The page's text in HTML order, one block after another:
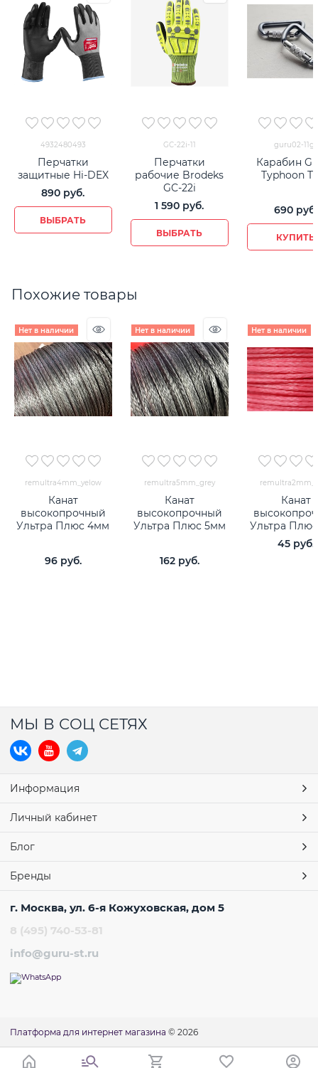
4932480493
Перчатки
защитные Hi-DEX
890 руб.
ВЫБРАТЬ
GC-22i-11
Перчатки
рабочие Brodeks
GC-22i
1 590 руб.
ВЫБРАТЬ
guru02-11gr
Карабин
Typhoon
690 руб.
КУПИТЬ
Похожие товары
Нет в наличии
remultra4mm_yelow
Канат
высокопрочный
Ультра Плюс 4мм
96 руб.
Нет в наличии
remultra5mm_grey
Канат
высокопрочный
Ультра Плюс 5мм
162 руб.
Нет в наличии
Канат
Ультра
45 руб.
МЫ В СОЦ СЕТЯХ
Информация
Личный кабинет
Блог
Бренды
г. Москва, ул. 6-я Кожуховская, дом 5
8 (495) 740-53-81
info@guru-st.ru
Платформа для интернет магазина © 2026